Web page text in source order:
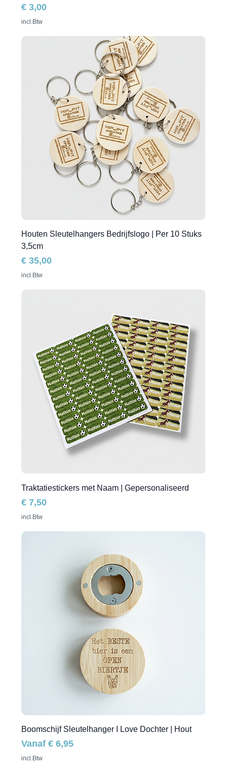
Prijs
€ 3,00
incl.Btw
Houten Sleutelhangers Bedrijfslogo | Per 10 Stuks
3,5cm
Prijs
€ 35,00
incl.Btw
Traktatiestickers met Naam | Gepersonaliseerd
Prijs
€ 7,50
incl.Btw
Boomschijf Sleutelhanger I Love Dochter | Hout
Vanaf€ 6,95
Verkoopprijs
incl.Btw